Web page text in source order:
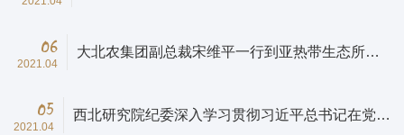
06
2021.04
大北农集团副总裁宋维平一行到亚热带生态所合
05
2021.04
西北研究院纪委深入学习贯彻习近平总书记在党史